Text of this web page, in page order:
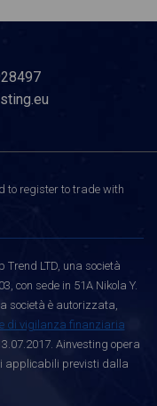
to register to trade with
LTD, una società
con sede in 51A Nikola Y.
società è autorizzata,
di vigilanza finanziaria
Ainvesting opera
applicabili previsti dalla